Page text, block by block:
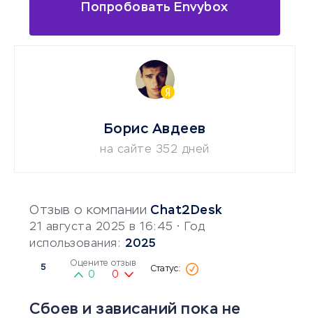
Попробовать Envybox
Отзыв о компании Chat2Desk
21 августа 2025 в 16:45 • Год
использования: 2025
5 Оцените отзыв
0 0
Сбоев и зависаний пока не
Борис Авдеев
на сайте 352 дней